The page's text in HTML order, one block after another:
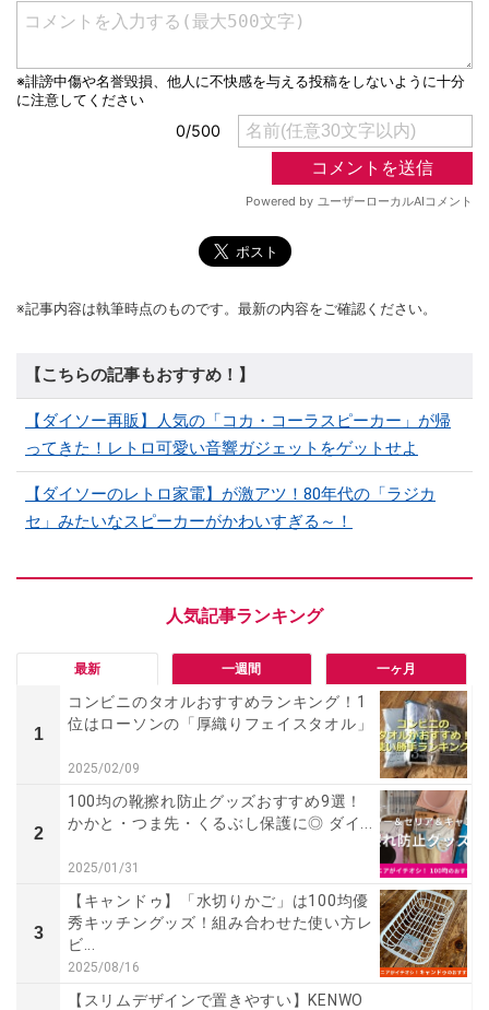
※記事内容は執筆時点のものです。最新の内容をご確認ください。
【こちらの記事もおすすめ！】
【ダイソー再販】人気の「コカ・コーラスピーカー」が帰
ってきた！レトロ可愛い音響ガジェットをゲットせよ
【ダイソーのレトロ家電】が激アツ！80年代の「ラジカ
セ」みたいなスピーカーがかわいすぎる～！
最新 一週間 一ヶ月
1
コンビニのタオルおすすめランキング！1
位はローソンの「厚織りフェイスタオル」
2025/02/09
2
100均の靴擦れ防止グッズおすすめ9選！
かかと・つま先・くるぶし保護に◎ ダイ...
2025/01/31
3
【キャンドゥ】「水切りかご」は100均優
秀キッチングッズ！組み合わせた使い方レ
ビ...
2025/08/16
【スリムデザインで置きやすい】KENWO